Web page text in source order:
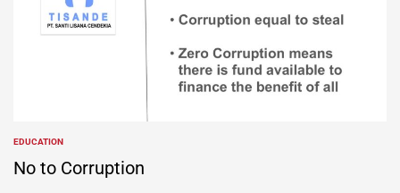
POSTED
IN
EDUCATION
No to Corruption